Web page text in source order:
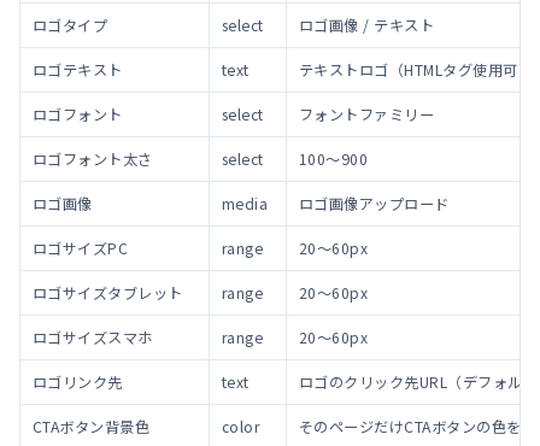
ロゴタイプ select ロゴ画像 / テキスト
ロゴテキスト text テキストロゴ（HTMLタグ使用可）
ロゴフォント select フォントファミリー
ロゴフォント太さ select 100〜900
ロゴ画像 media ロゴ画像アップロード
ロゴサイズPC range 20〜60px
ロゴサイズタブレット range 20〜60px
ロゴサイズスマホ range 20〜60px
ロゴリンク先 text ロゴのクリック先URL（デフォル
CTAボタン背景色 color そのページだけCTAボタンの色を